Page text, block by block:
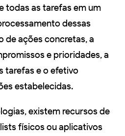
todas as tarefas em um
dessas
de ações concretas, a
e prioridades, a
tarefas e o efetivo
estabelecidas.
existem recursos de
físicos ou aplicativos